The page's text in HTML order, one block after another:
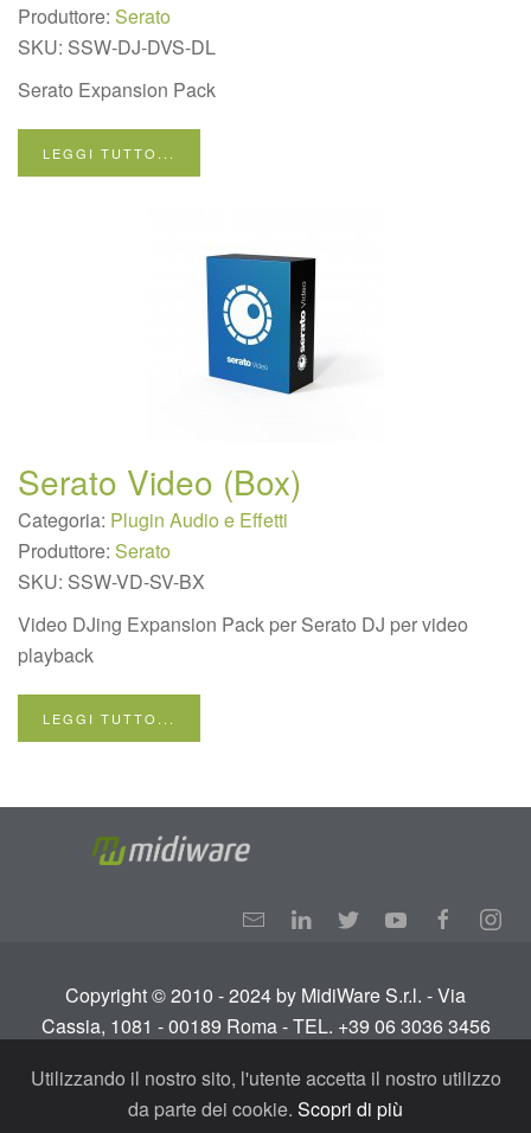
Produttore: Serato
SKU: SSW-DJ-DVS-DL
Serato Expansion Pack
LEGGI TUTTO...
Serato Video (Box)
Categoria: Plugin Audio e Effetti
Produttore: Serato
SKU: SSW-VD-SV-BX
Video DJing Expansion Pack per Serato DJ per video
playback
LEGGI TUTTO...
Copyright © 2010 - 2024 by MidiWare S.r.l. - Via
Cassia, 1081 - 00189 Roma - TEL. +39 06 3036 3456
Tutti i diritti riservati.Termini e condizioni-Privacy
Policy - GDPR
Utilizzando il nostro sito, l'utente accetta il nostro utilizzo
da parte dei cookie. Scopri di più